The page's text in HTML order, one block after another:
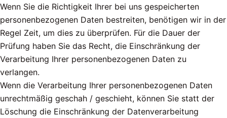
Wenn Sie die Richtigkeit Ihrer bei uns gespeicherten
personenbezogenen Daten bestreiten, benötigen wir in der
Regel Zeit, um dies zu überprüfen. Für die Dauer der
Prüfung haben Sie das Recht, die Einschränkung der
Verarbeitung Ihrer personenbezogenen Daten zu
verlangen.
Wenn die Verarbeitung Ihrer personenbezogenen Daten
unrechtmäßig geschah / geschieht, können Sie statt der
Löschung die Einschränkung der Datenverarbeitung